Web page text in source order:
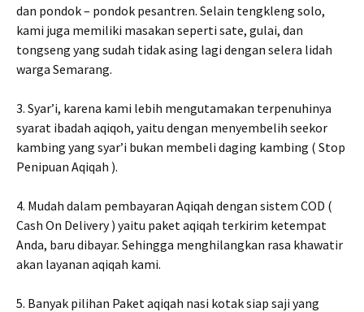
dan pondok – pondok pesantren. Selain tengkleng solo,
kami juga memiliki masakan seperti sate, gulai, dan
tongseng yang sudah tidak asing lagi dengan selera lidah
warga Semarang.
3. Syar’i, karena kami lebih mengutamakan terpenuhinya
syarat ibadah aqiqoh, yaitu dengan menyembelih seekor
kambing yang syar’i bukan membeli daging kambing ( Stop
Penipuan Aqiqah ).
4. Mudah dalam pembayaran Aqiqah dengan sistem COD (
Cash On Delivery ) yaitu paket aqiqah terkirim ketempat
Anda, baru dibayar. Sehingga menghilangkan rasa khawatir
akan layanan aqiqah kami.
5. Banyak pilihan Paket aqiqah nasi kotak siap saji yang